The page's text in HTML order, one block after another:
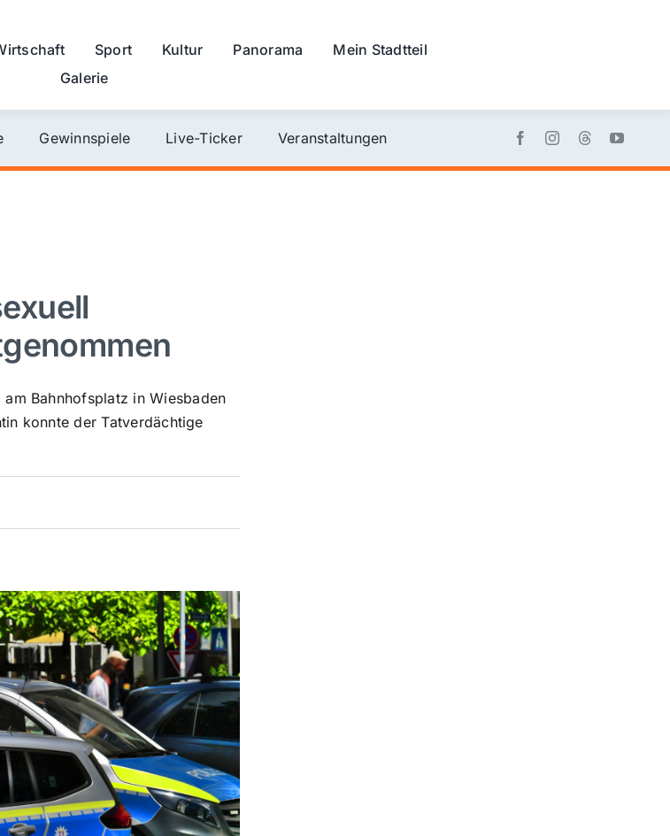
Sport Kultur Panorama
Mein Stadtteil
Galerie
Gewinnspiele Live-Ticker Veranstaltungen
Bahnhofsplatz in Wiesbaden
konnte der Tatverdächtige